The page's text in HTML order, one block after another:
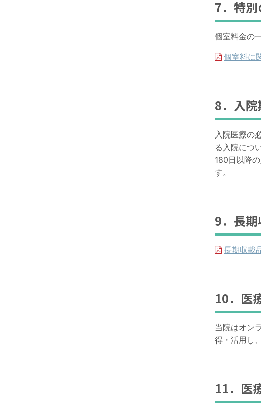
7．特
個室料金の
個室料に
8．入
入院医療の
る入院につ
180日以降
す。
9．長
長期収載
10．医
当院はオン
得・活用し
11． 医